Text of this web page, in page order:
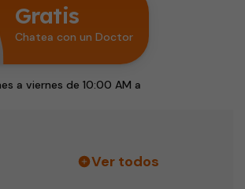
Gratis
Chatea con un Doctor
a viernes de 10:00 AM a
Ver todos